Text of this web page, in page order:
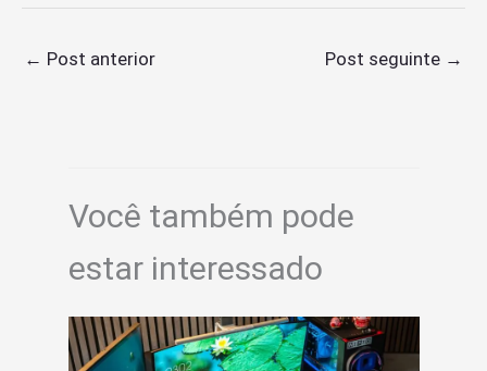
← Post anterior Post seguinte →
Você também pode
estar interessado